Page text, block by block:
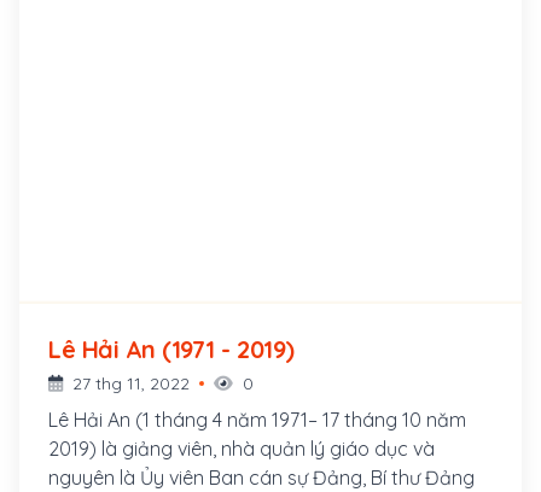
Lê Hải An (1971 - 2019)
27 thg 11, 2022 0
Lê Hải An (1 tháng 4 năm 1971– 17 tháng 10 năm
2019) là giảng viên, nhà quản lý giáo dục và
nguyên là Ủy viên Ban cán sự Đảng, Bí thư Đảng